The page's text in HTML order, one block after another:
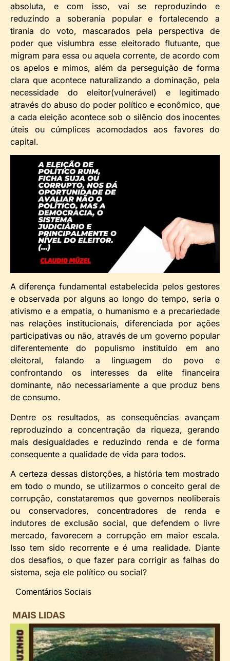
absoluta, e com isso, vai se reproduzindo e
reduzindo a soberania popular e fortalecendo a
tirania do voto, mascarados pela perspectiva de
poder que vislumbra esse eleitorado flutuante, que
migram para essa ou aquela corrente, de acordo com
os apelos e mimos, além da perseguição de forma
clara que acontece naturalizando a dominação, pela
necessidade do eleitor(vulnerável) e legitimado
através do abuso do poder político e econômico, que
a cada eleição acontece sob o silêncio dos inocentes
úteis ou cúmplices acomodados aos favores do
capital.
A diferença fundamental estabelecida pelos gestores
e observada por alguns ao longo do tempo, seria o
ativismo e a empatia, o humanismo e a precariedade
nas relações institucionais, diferenciada por ações
participativas ou não, através de um governo popular
diferentemente do populismo instituído em ano
eleitoral, falando a linguagem do povo e
confrontando os interesses da elite financeira
dominante, não necessariamente a que produz bens
de consumo.
Dentre os resultados, as consequências avançam
reproduzindo a concentração da riqueza, gerando
mais desigualdades e reduzindo renda e de forma
consequente a qualidade de vida para todos.
A certeza dessas distorções, a história tem mostrado
em todo o mundo, se utilizarmos o conceito geral de
corrupção, constataremos que governos neoliberais
ou conservadores, concentradores de renda e
indutores de exclusão social, que defendem o livre
mercado, favorecem a corrupção em maior escala.
Isso tem sido recorrente e é uma realidade. Diante
dos desafios, o que fazer para corrigir as falhas do
sistema, seja ele político ou social?
Comentários Sociais
MAIS LIDAS